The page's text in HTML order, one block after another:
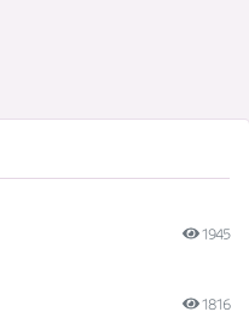
1945
1816